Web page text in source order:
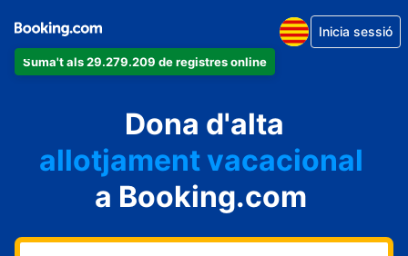
Suma't als 29.279.209 de registres online
Inicia sessió
Dona d'alta
un apartament
un hotel
allotjament vacacional
un hostal
una casa rural
a Booking.com